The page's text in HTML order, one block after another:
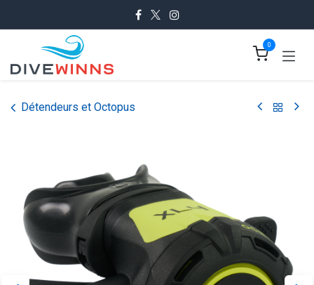
0
Détendeurs et Octopus